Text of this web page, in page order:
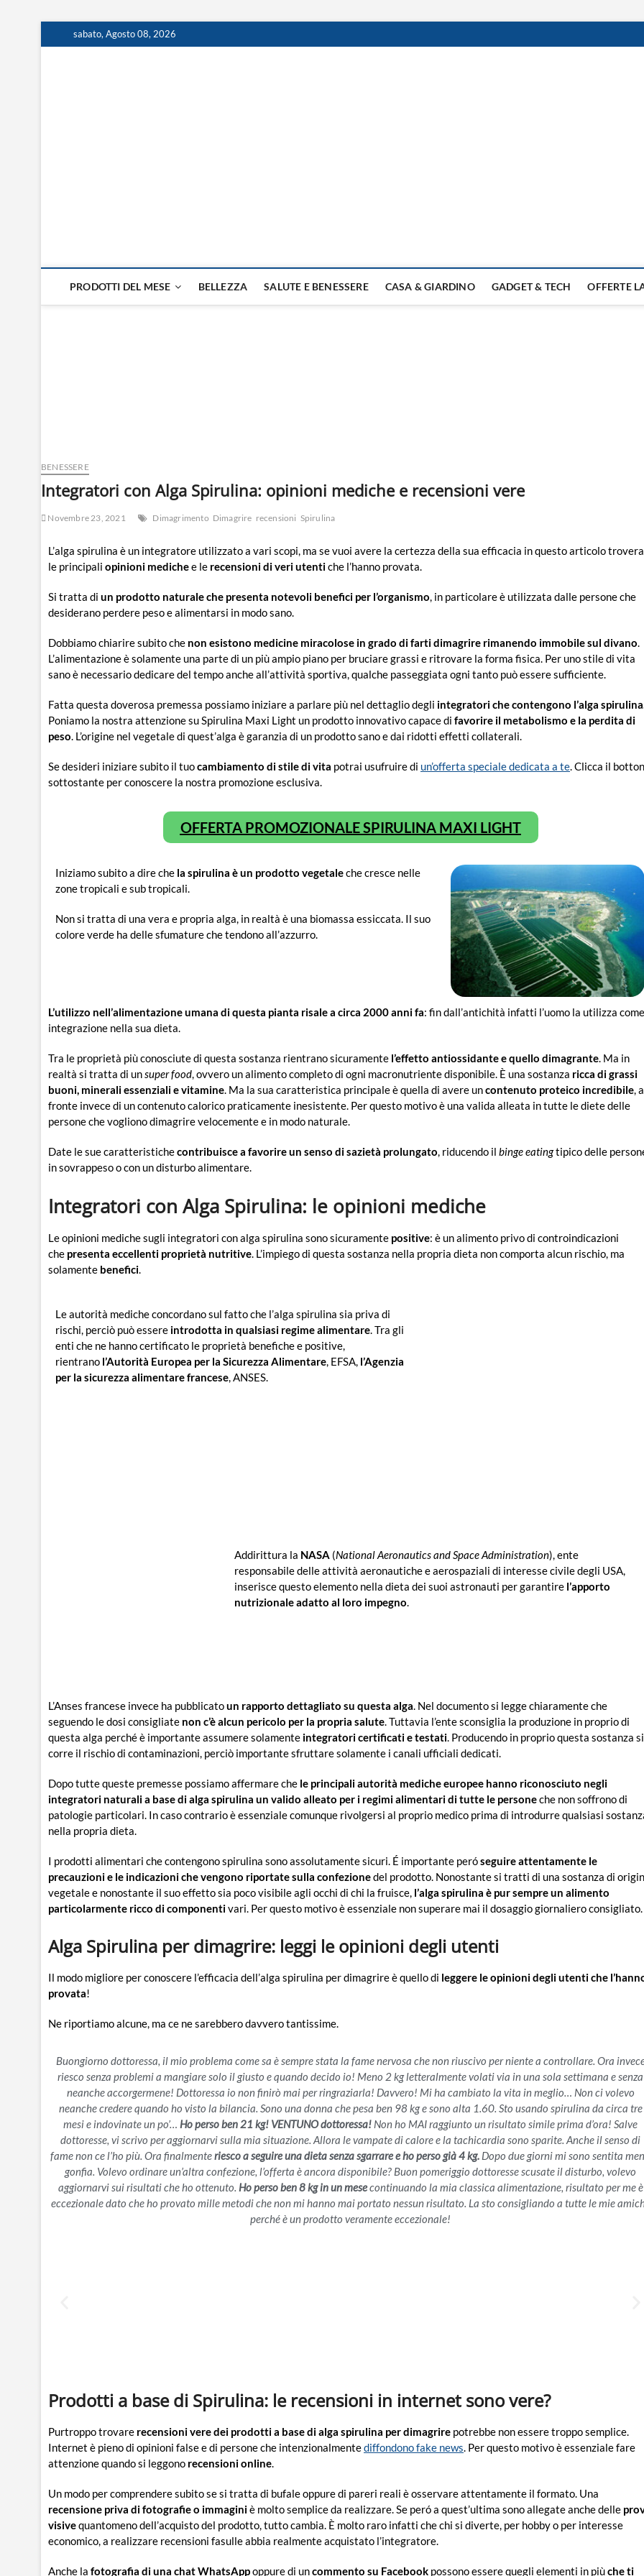
sabato, Agosto 08, 2026
PRODOTTI DEL MESE BELLEZZA SALUTE E BENESSERE CASA & GIARDINO GADGET & TECH OFFERTE
BENESSERE
Integratori con Alga Spirulina: opinioni mediche e recensioni vere
Novembre 23, 2021 Dimagrimento Dimagrire recensioni Spirulina
L’alga spirulina è un integratore utilizzato a vari scopi, ma se vuoi avere la certezza della sua efficacia in questo articolo
le principali opinioni medichee le recensioni di veri utentiche l’hanno provata.
Si tratta di un prodotto naturale che presenta notevoli benefici per l’organismo, in particolare è utilizzata dalle persone che
desiderano perdere peso e alimentarsi in modo sano.
Dobbiamo chiarire subito che non esistono medicine miracolose in grado di farti dimagrire rimanendo immobile sul divano.
L’alimentazione è solamente una parte di un più ampio piano per bruciare grassi e ritrovare la forma fisica. Per uno stile di vita
sano è necessario dedicare del tempo anche all’attività sportiva, qualche passeggiata ogni tanto può essere sufficiente.
Fatta questa doverosa premessa possiamo iniziare a parlare più nel dettaglio degli integratori che contengono l’alga
Poniamo la nostra attenzione su Spirulina Maxi Light un prodotto innovativo capace di favorire il metabolismo e la perdita di
peso. L’origine nel vegetale di quest’alga è garanzia di un prodotto sano e dai ridotti effetti collaterali.
Se desideri iniziare subito il tuocambiamento di stile di vita potrai usufruire di un’offerta speciale dedicata a te. Clicca il
sottostante per conoscere la nostra promozione esclusiva.
OFFERTA PROMOZIONALE SPIRULINA MAXI LIGHT
Iniziamo subito a dire che la spirulina è un prodotto vegetaleche cresce nelle
zone tropicali e sub tropicali.
Non si tratta di una vera e propria alga, in realtà è una biomassa essiccata. Il suo
colore verde ha delle sfumature che tendono all’azzurro.
L’utilizzo nell’alimentazione umana di questa pianta risale a circa 2000 anni fa: fin dall’antichità infatti l’uomo la utilizza come
integrazione nella sua dieta.
Tra le proprietà più conosciute di questa sostanza rientrano sicuramente l’effetto antiossidante e quello dimagrante. Ma in
realtà si tratta di unsuper food, ovvero un alimento completo di ogni macronutriente disponibile. È una sostanza ricca di grassi
buoni, minerali essenziali e vitamine. Ma la sua caratteristica principale è quella di avere uncontenuto proteico incredibile, a
fronte invece di un contenuto calorico praticamente inesistente. Per questo motivo è una valida alleata in tutte le diete delle
persone che vogliono dimagrire velocemente e in modo naturale.
Date le sue caratteristichecontribuisce a favorire un senso di sazietà prolungato, riducendo il binge eatingtipico delle
in sovrappeso o con un disturbo alimentare.
Integratori con Alga Spirulina: le opinioni mediche
Le opinioni mediche sugli integratori con alga spirulina sono sicuramente positive: è un alimento privo di controindicazioni
che presenta eccellenti proprietà nutritive. L’impiego di questa sostanza nella propria dieta non comporta alcun rischio, ma
solamente benefici.
Le autorità mediche concordano sul fatto che l’alga spirulina sia priva di
rischi, perciò può essere introdotta in qualsiasi regime alimentare. Tra gli
enti che ne hanno certificato le proprietà benefiche e positive,
rientrano l’Autorità Europea per la Sicurezza Alimentare, EFSA, l’Agenzia
per la sicurezza alimentare francese, ANSES.
Addirittura la NASA (National Aeronautics and Space Administration), ente
responsabile delle attività aeronautiche e aerospaziali di interesse civile degli USA,
inserisce questo elemento nella dieta dei suoi astronauti per garantire l’apporto
nutrizionale adatto al loro impegno.
L’Anses francese invece ha pubblicatoun rapporto dettagliato su questa alga . Nel documento si legge chiaramente che
seguendo le dosi consigliate non c’è alcun pericolo per la propria salute . Tuttavia l’ente sconsiglia la produzione in proprio di
questa alga perché è importante assumere solamente integratori certificati e testati . Producendo in proprio questa sostanza si
corre il rischio di contaminazioni, perciò importante sfruttare solamente i canali ufficiali dedicati.
Dopo tutte queste premesse possiamo affermare che le principali autorità mediche europee hanno riconosciuto negli
integratori naturali a base di alga spirulina un valido alleato per i regimi alimentari di tutte le personeche non soffrono di
patologie particolari. In caso contrario è essenziale comunque rivolgersi al proprio medico prima di introdurre qualsiasi
nella propria dieta.
I prodotti alimentari che contengono spirulina sono assolutamente sicuri. É importante peróseguire attentamente le
precauzioni e le indicazioni che vengono riportate sulla confezionedel prodotto. Nonostante si tratti di una sostanza di
vegetale e nonostante il suo effetto sia poco visibile agli occhi di chi la fruisce, l’alga spirulina è pur sempre un alimento
particolarmente ricco di componentivari. Per questo motivo è essenziale non superare mai il dosaggio giornaliero consigliato.
Alga Spirulina per dimagrire: leggi le opinioni degli utenti
Il modo migliore per conoscere l’efficacia dell’alga spirulina per dimagrire è quello di leggere le opinioni degli utenti che
provata!
Ne riportiamo alcune, ma ce ne sarebbero davvero tantissime.
Buongiorno dottoressa, il mio problema come sa è sempre stata la fame nervosa che non riuscivo per niente a controllare. Ora
riesco senza problemi a mangiare solo il giusto e quando decido io! Meno 2 kg letteralmente volati via in una sola settimana e senza
neanche accorgermene! Dottoressa io non finirò mai per ringraziarla! Davvero! Mi ha cambiato la vita in meglio… Non ci volevo
neanche credere quando ho visto la bilancia. Sono una donna che pesa ben 98 kg e sono alta 1.60. Sto usando spirulina da circa tre
mesi e indovinate un po’… Ho perso ben 21 kg! VENTUNO dottoressa! Non ho MAI raggiunto un risultato simile prima d’ora! Salve
dottoresse, vi scrivo per aggiornarvi sulla mia situazione. Allora le vampate di calore e la tachicardia sono sparite. Anche il senso di
fame non ce l’ho più. Ora finalmenteriesco a seguire una dieta senza sgarrare e ho perso già 4 kg. Dopo due giorni mi sono sentita
gonfia. Volevo ordinare un’altra confezione, l’offerta è ancora disponibile? Buon pomeriggio dottoresse scusate il disturbo, volevo
aggiornarvi sui risultati che ho ottenuto. Ho perso ben 8 kg in un mesecontinuando la mia classica alimentazione, risultato per me è
eccezionale dato che ho provato mille metodi che non mi hanno mai portato nessun risultato. La sto consigliando a tutte le mie
perché è un prodotto veramente eccezionale!
Prodotti a base di Spirulina: le recensioni in internet sono vere?
Purtroppo trovare recensioni vere dei prodotti a base di alga spirulina per dimagrire potrebbe non essere troppo semplice.
Internet è pieno di opinioni false e di persone che intenzionalmentediffondono fake news . Per questo motivo è essenziale fare
attenzione quando si leggono recensioni online
Un modo per comprendere subito se si tratta di bufale oppure di pareri reali è osservare attentamente il formato. Una
recensione priva di fotografie o immaginiè molto semplice da realizzare. Se peró a quest’ultima sono allegate anche delle
visivequantomeno dell’acquisto del prodotto, tutto cambia. È molto raro infatti che chi si diverte, per hobby o per interesse
economico, a realizzare recensioni fasulle abbia realmente acquistato l’integratore.
Anche la fotografia di una chat WhatsAppoppure di uncommento su Facebook possono essere quegli elementi in piùche ti